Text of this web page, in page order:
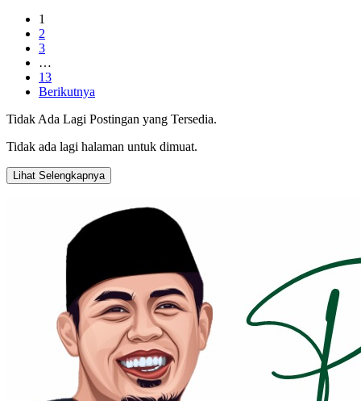
1
2
3
…
13
Berikutnya
Tidak Ada Lagi Postingan yang Tersedia.
Tidak ada lagi halaman untuk dimuat.
Lihat Selengkapnya